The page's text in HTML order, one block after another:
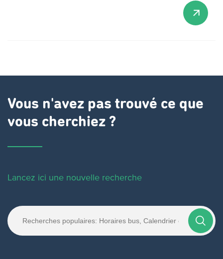
Vous n'avez pas trouvé ce que
vous cherchiez ?
Lancez ici une nouvelle recherche